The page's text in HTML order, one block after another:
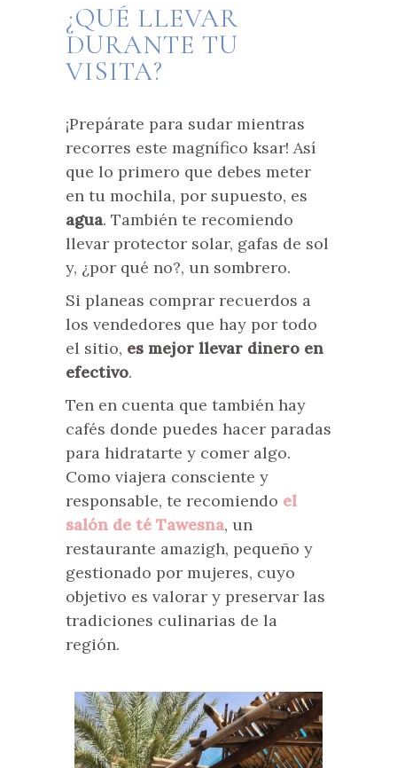
¿QUÉ LLEVAR
DURANTE TU
VISITA?
¡Prepárate para sudar mientras
recorres este magnífico ksar! Así
que lo primero que debes meter
en tu mochila, por supuesto, es
agua. También te recomiendo
llevar protector solar, gafas de sol
y, ¿por qué no?, un sombrero.
Si planeas comprar recuerdos a
los vendedores que hay por todo
el sitio, es mejor llevar dinero en
efectivo.
Ten en cuenta que también hay
cafés donde puedes hacer paradas
para hidratarte y comer algo.
Como viajera consciente y
responsable, te recomiendo el
salón de té Tawesna, un
restaurante amazigh, pequeño y
gestionado por mujeres, cuyo
objetivo es valorar y preservar las
tradiciones culinarias de la
región.